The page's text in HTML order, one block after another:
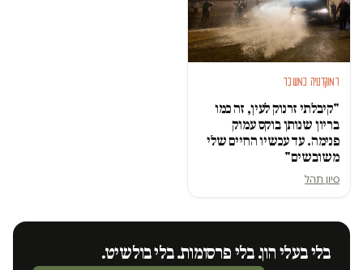
דמוקרטיה במשבר
"קיבלתי זרנוק לעין, זה כמו
בריון שנותן בוקס עמוק
פנימה. עד עכשיו החיים שלי
משובשים"
סיון תהל
בלי בעלי הון. בלי פרסומות. בלי בולשיט.